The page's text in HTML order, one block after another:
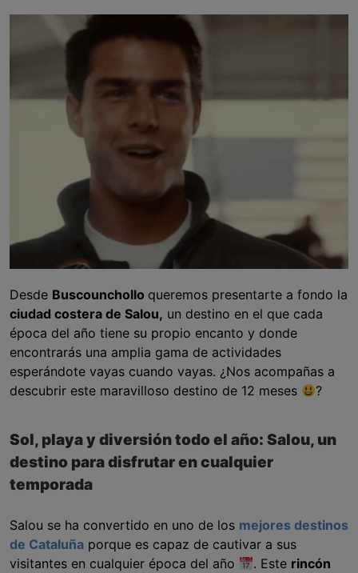
Desde Buscounchollo queremos presentarte a fondo la
ciudad costera de Salou, un destino en el que cada
época del año tiene su propio encanto y donde
encontrarás una amplia gama de actividades
esperándote vayas cuando vayas. ¿Nos acompañas a
descubrir este maravilloso destino de 12 meses
?
Sol, playa y diversión todo el año: Salou, un
destino para disfrutar en cualquier
temporada
Salou se ha convertido en uno de los mejores destinos
de Cataluña porque es capaz de cautivar a sus
visitantes en cualquier época del año
. Este rincón